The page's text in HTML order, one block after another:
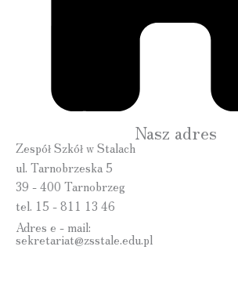
Nasz adres
Zespół Szkół w Stalach
ul. Tarnobrzeska 5
39 - 400 Tarnobrzeg
tel. 15 - 811 13 46
Adres e - mail:
sekretariat@zsstale.edu.pl